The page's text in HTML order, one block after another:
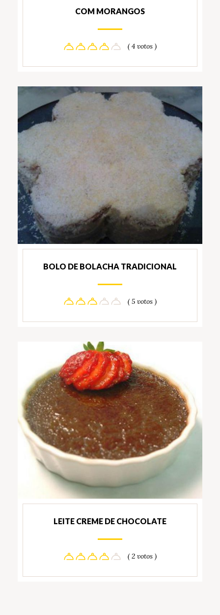
COM MORANGOS
( 4 votos )
BOLO DE BOLACHA TRADICIONAL
( 5 votos )
LEITE CREME DE CHOCOLATE
( 2 votos )